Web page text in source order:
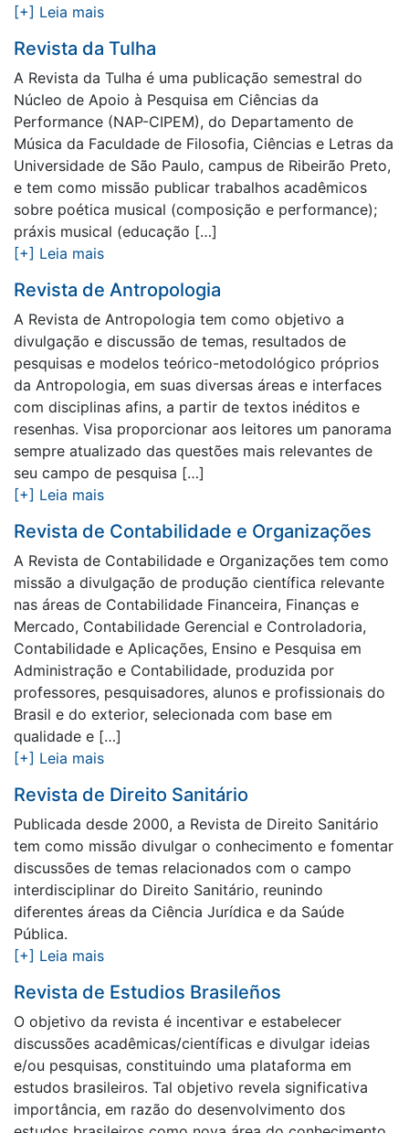
[+] Leia mais
Revista da Tulha
A Revista da Tulha é uma publicação semestral do
Núcleo de Apoio à Pesquisa em Ciências da
Performance (NAP-CIPEM), do Departamento de
Música da Faculdade de Filosofia, Ciências e Letras da
Universidade de São Paulo, campus de Ribeirão Preto,
e tem como missão publicar trabalhos acadêmicos
sobre poética musical (composição e performance);
práxis musical (educação […]
[+] Leia mais
Revista de Antropologia
A Revista de Antropologia tem como objetivo a
divulgação e discussão de temas, resultados de
pesquisas e modelos teórico-metodológico próprios
da Antropologia, em suas diversas áreas e interfaces
com disciplinas afins, a partir de textos inéditos e
resenhas. Visa proporcionar aos leitores um panorama
sempre atualizado das questões mais relevantes de
seu campo de pesquisa […]
[+] Leia mais
Revista de Contabilidade e Organizações
A Revista de Contabilidade e Organizações tem como
missão a divulgação de produção científica relevante
nas áreas de Contabilidade Financeira, Finanças e
Mercado, Contabilidade Gerencial e Controladoria,
Contabilidade e Aplicações, Ensino e Pesquisa em
Administração e Contabilidade, produzida por
professores, pesquisadores, alunos e profissionais do
Brasil e do exterior, selecionada com base em
qualidade e […]
[+] Leia mais
Revista de Direito Sanitário
Publicada desde 2000, a Revista de Direito Sanitário
tem como missão divulgar o conhecimento e fomentar
discussões de temas relacionados com o campo
interdisciplinar do Direito Sanitário, reunindo
diferentes áreas da Ciência Jurídica e da Saúde
Pública.
[+] Leia mais
Revista de Estudios Brasileños
O objetivo da revista é incentivar e estabelecer
discussões acadêmicas/científicas e divulgar ideias
e/ou pesquisas, constituindo uma plataforma em
estudos brasileiros. Tal objetivo revela significativa
importância, em razão do desenvolvimento dos